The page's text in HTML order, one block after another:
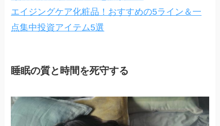
エイジングケア化粧品！おすすめの5ライン＆一
点集中投資アイテム5選
睡眠の質と時間を死守する